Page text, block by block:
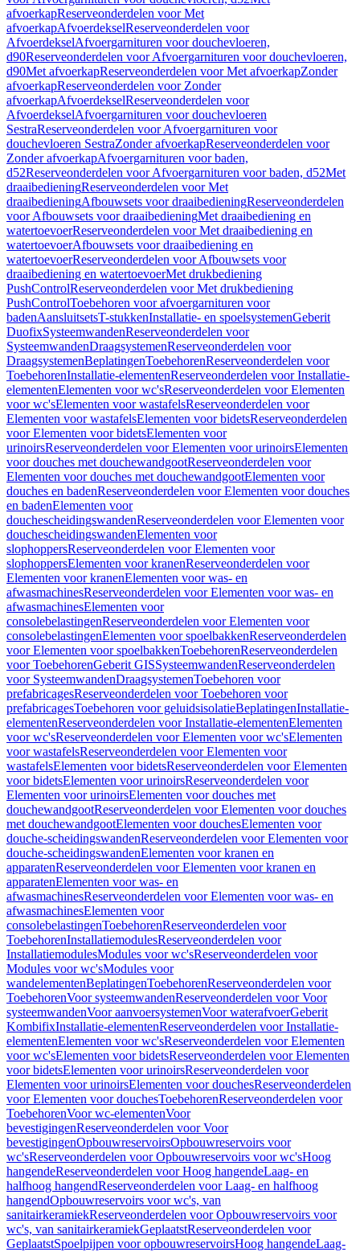
afvoerkapReserveonderdelen voor Met
afvoerkapAfvoerdekselReserveonderdelen voor
AfvoerdekselAfvoergarnituren voor douchevloeren,
d90Reserveonderdelen voor Afvoergarnituren voor douchevloeren,
d90Met afvoerkapReserveonderdelen voor Met afvoerkapZonder
afvoerkapReserveonderdelen voor Zonder
afvoerkapAfvoerdekselReserveonderdelen voor
AfvoerdekselAfvoergarnituren voor douchevloeren
SestraReserveonderdelen voor Afvoergarnituren voor
douchevloeren SestraZonder afvoerkapReserveonderdelen voor
Zonder afvoerkapAfvoergarnituren voor baden,
d52Reserveonderdelen voor Afvoergarnituren voor baden, d52Met
draaibedieningReserveonderdelen voor Met
draaibedieningAfbouwsets voor draaibedieningReserveonderdelen
voor Afbouwsets voor draaibedieningMet draaibediening en
watertoevoerReserveonderdelen voor Met draaibediening en
watertoevoerAfbouwsets voor draaibediening en
watertoevoerReserveonderdelen voor Afbouwsets voor
draaibediening en watertoevoerMet drukbediening
PushControlReserveonderdelen voor Met drukbediening
PushControlToebehoren voor afvoergarnituren voor
badenAansluitsetsT-stukkenInstallatie- en spoelsystemenGeberit
DuofixSysteemwandenReserveonderdelen voor
SysteemwandenDraagsystemenReserveonderdelen voor
DraagsystemenBeplatingenToebehorenReserveonderdelen voor
ToebehorenInstallatie-elementenReserveonderdelen voor Installatie-
elementenElementen voor wc'sReserveonderdelen voor Elementen
voor wc'sElementen voor wastafelsReserveonderdelen voor
Elementen voor wastafelsElementen voor bidetsReserveonderdelen
voor Elementen voor bidetsElementen voor
urinoirsReserveonderdelen voor Elementen voor urinoirsElementen
voor douches met douchewandgootReserveonderdelen voor
Elementen voor douches met douchewandgootElementen voor
douches en badenReserveonderdelen voor Elementen voor douches
en badenElementen voor
douchescheidingswandenReserveonderdelen voor Elementen voor
douchescheidingswandenElementen voor
slophoppersReserveonderdelen voor Elementen voor
slophoppersElementen voor kranenReserveonderdelen voor
Elementen voor kranenElementen voor was- en
afwasmachinesReserveonderdelen voor Elementen voor was- en
afwasmachinesElementen voor
consolebelastingenReserveonderdelen voor Elementen voor
consolebelastingenElementen voor spoelbakkenReserveonderdelen
voor Elementen voor spoelbakkenToebehorenReserveonderdelen
voor ToebehorenGeberit GISSysteemwandenReserveonderdelen
voor SysteemwandenDraagsystemenToebehoren voor
prefabricagesReserveonderdelen voor Toebehoren voor
prefabricagesToebehoren voor geluidsisolatieBeplatingenInstallatie-
elementenReserveonderdelen voor Installatie-elementenElementen
voor wc'sReserveonderdelen voor Elementen voor wc'sElementen
voor wastafelsReserveonderdelen voor Elementen voor
wastafelsElementen voor bidetsReserveonderdelen voor Elementen
voor bidetsElementen voor urinoirsReserveonderdelen voor
Elementen voor urinoirsElementen voor douches met
douchewandgootReserveonderdelen voor Elementen voor douches
met douchewandgootElementen voor douchesElementen voor
douche-scheidingswandenReserveonderdelen voor Elementen voor
douche-scheidingswandenElementen voor kranen en
apparatenReserveonderdelen voor Elementen voor kranen en
apparatenElementen voor was- en
afwasmachinesReserveonderdelen voor Elementen voor was- en
afwasmachinesElementen voor
consolebelastingenToebehorenReserveonderdelen voor
ToebehorenInstallatiemodulesReserveonderdelen voor
InstallatiemodulesModules voor wc'sReserveonderdelen voor
Modules voor wc'sModules voor
wandelementenBeplatingenToebehorenReserveonderdelen voor
ToebehorenVoor systeemwandenReserveonderdelen voor Voor
systeemwandenVoor aanvoersystemenVoor waterafvoerGeberit
KombifixInstallatie-elementenReserveonderdelen voor Installatie-
elementenElementen voor wc'sReserveonderdelen voor Elementen
voor wc'sElementen voor bidetsReserveonderdelen voor Elementen
voor bidetsElementen voor urinoirsReserveonderdelen voor
Elementen voor urinoirsElementen voor douchesReserveonderdelen
voor Elementen voor douchesToebehorenReserveonderdelen voor
ToebehorenVoor wc-elementenVoor
bevestigingenReserveonderdelen voor Voor
bevestigingenOpbouwreservoirsOpbouwreservoirs voor
wc'sReserveonderdelen voor Opbouwreservoirs voor wc'sHoog
hangendeReserveonderdelen voor Hoog hangendeLaag- en
halfhoog hangendReserveonderdelen voor Laag- en halfhoog
hangendOpbouwreservoirs voor wc's, van
sanitairkeramiekReserveonderdelen voor Opbouwreservoirs voor
wc's, van sanitairkeramiekGeplaatstReserveonderdelen voor
GeplaatstSpoelpijpen voor opbouwreservoirsHoog hangendeLaag-